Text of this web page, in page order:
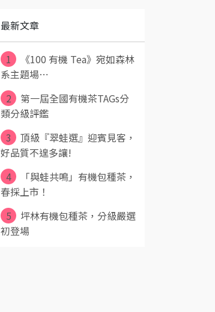
最新文章
1
《100 有機 Tea》宛如森林
系主題場⋯
2
第一屆全國有機茶TAGs分
類分級評鑑
3
頂級『翠蛙選』迎賓見客，
好品質不遑多讓!
4
「與蛙共鳴」有機包種茶，
春採上市！
5
坪林有機包種茶，分級嚴選
初登場